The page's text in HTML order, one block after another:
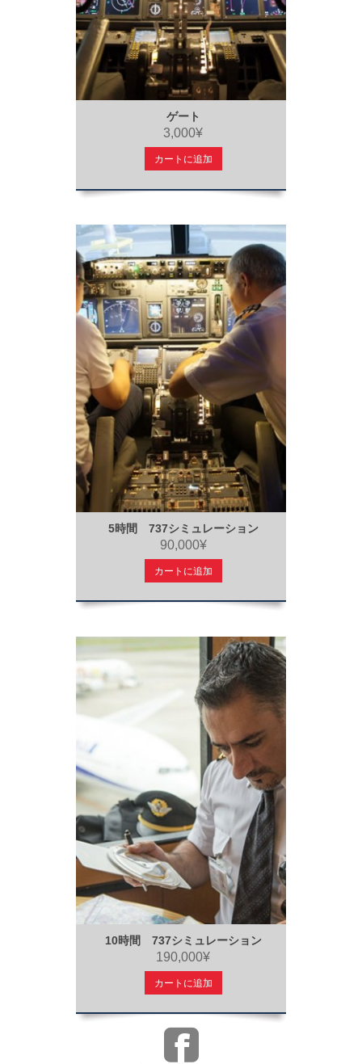
ゲート
3,000¥
カートに追加
5時間 737シミュレーション
90,000¥
カートに追加
10時間 737シミュレーション
190,000¥
カートに追加